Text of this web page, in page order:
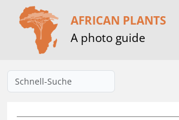
AFRICAN PLANTS
A photo guide